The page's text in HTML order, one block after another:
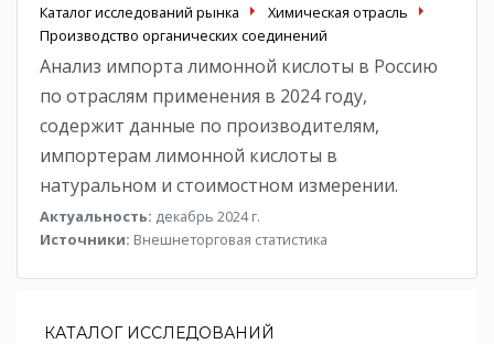
Каталог исследований рынка
Химическая отрасль
Производство органических соединений
Анализ импорта лимонной кислоты в Россию
по отраслям применения в 2024 году,
содержит данные по производителям,
импортерам лимонной кислоты в
натуральном и стоимостном измерении.
Актуальность: декабрь 2024 г.
Источники: Внешнеторговая статистика
КАТАЛОГ ИССЛЕДОВАНИЙ